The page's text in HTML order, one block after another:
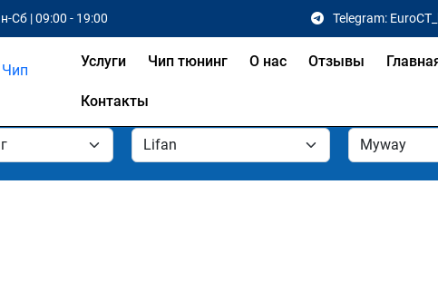
Сб | 09:00 - 19:00 Telegram:
Услуги Чип тюнинг О нас Отзывы
Контакты